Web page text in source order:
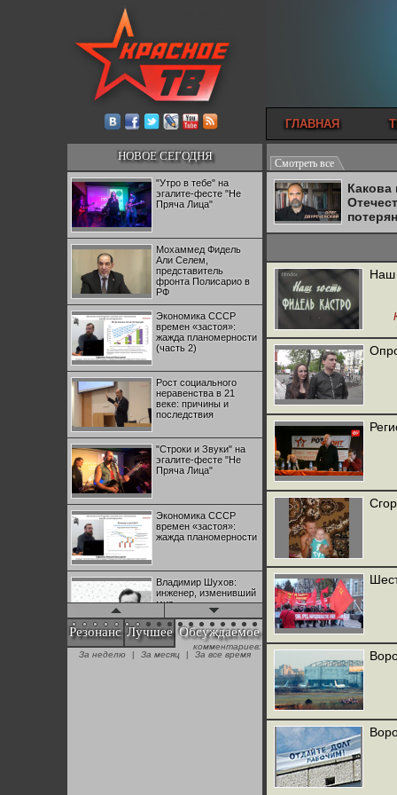
ГЛАВНАЯ
НОВОЕ СЕГОДНЯ
"Утро в тебе" на
эгалите-фесте "Не
Пряча Лица"
Мохаммед Фидель
Али Селем,
представитель
фронта Полисарио в
РФ
Экономика СССР
времен «застоя»:
жажда планомерности
(часть 2)
Рост социального
неравенства в 21
веке: причины и
последствия
"Строки и Звуки" на
эгалите-фесте "Не
Пряча Лица"
Экономика СССР
времен «застоя»:
жажда планомерности
Владимир Шухов:
инженер, изменивший
мир
"Аркадий Коц" на
эгалите-фесте "Не
Резонанс Лучшее Обсуждаемое
комментариев:
За неделю
| За месяц | За все время
Смотреть все
Наш